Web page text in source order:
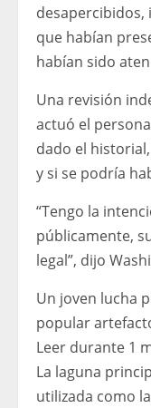
desapercibidos,
que habían
habían sido
Una revisión
actuó el
dado el
y si se podría
“Tengo la
públicamente,
legal”, dijo
Un joven lucha
popular
Leer durante 1
La laguna
utilizada como